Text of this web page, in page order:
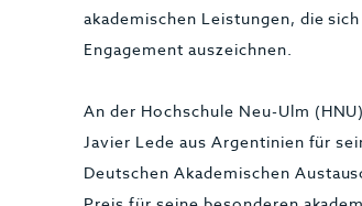
akademischen Leistungen, die
Engagement auszeichnen.
An der Hochschule Neu-Ulm
Javier Lede aus Argentinien für
Deutschen Akademischen